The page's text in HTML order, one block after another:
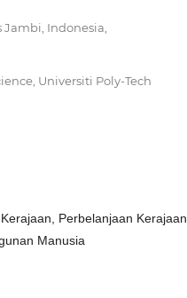
Jambi, Indonesia,
Universiti Poly-Tech
Perbelanjaan Kerajaan
Manusia